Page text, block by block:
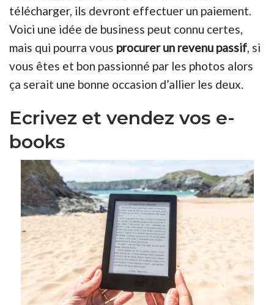
télécharger, ils devront effectuer un paiement.
Voici une idée de business peut connu certes,
mais qui pourra vous procurer un revenu passif, si
vous êtes et bon passionné par les photos alors
ça serait une bonne occasion d’allier les deux.
Ecrivez et vendez vos e-
books